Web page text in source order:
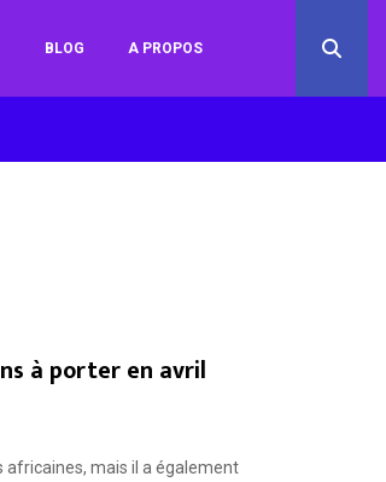
BLOG A PROPOS
à porter en avril
mais il a également